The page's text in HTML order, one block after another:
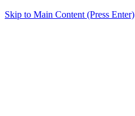
Skip to Main Content (Press Enter)